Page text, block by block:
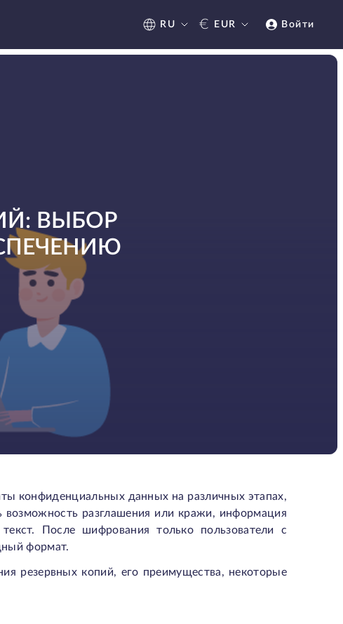
RU € EUR Войти
ВЫБОР
конфиденциальных данных на различных этапах,
возможность разглашения или кражи, информация
После шифрования только пользователи с
формат.
резервных копий, его преимущества, некоторые